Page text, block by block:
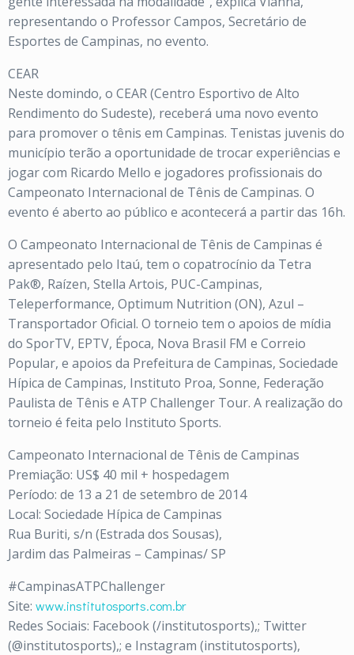
representando o Professor Campos, Secretário de
Esportes de Campinas, no evento.
CEAR
Neste domindo, o CEAR (Centro Esportivo de Alto
Rendimento do Sudeste), receberá uma novo evento
para promover o tênis em Campinas. Tenistas juvenis do
município terão a oportunidade de trocar experiências e
jogar com Ricardo Mello e jogadores profissionais do
Campeonato Internacional de Tênis de Campinas. O
evento é aberto ao público e acontecerá a partir das 16h.
O Campeonato Internacional de Tênis de Campinas é
apresentado pelo Itaú, tem o copatrocínio da Tetra
Pak®, Raízen, Stella Artois, PUC-Campinas,
Teleperformance, Optimum Nutrition (ON), Azul –
Transportador Oficial. O torneio tem o apoios de mídia
do SporTV, EPTV, Época, Nova Brasil FM e Correio
Popular, e apoios da Prefeitura de Campinas, Sociedade
Hípica de Campinas, Instituto Proa, Sonne, Federação
Paulista de Tênis e ATP Challenger Tour. A realização do
torneio é feita pelo Instituto Sports.
Campeonato Internacional de Tênis de Campinas
Premiação: US$ 40 mil + hospedagem
Período: de 13 a 21 de setembro de 2014
Local: Sociedade Hípica de Campinas
Rua Buriti, s/n (Estrada dos Sousas),
Jardim das Palmeiras – Campinas/ SP
#CampinasATPChallenger
Site: www.institutosports.com.br
Redes Sociais: Facebook (/institutosports),; Twitter
(@institutosports),; e Instagram (institutosports),